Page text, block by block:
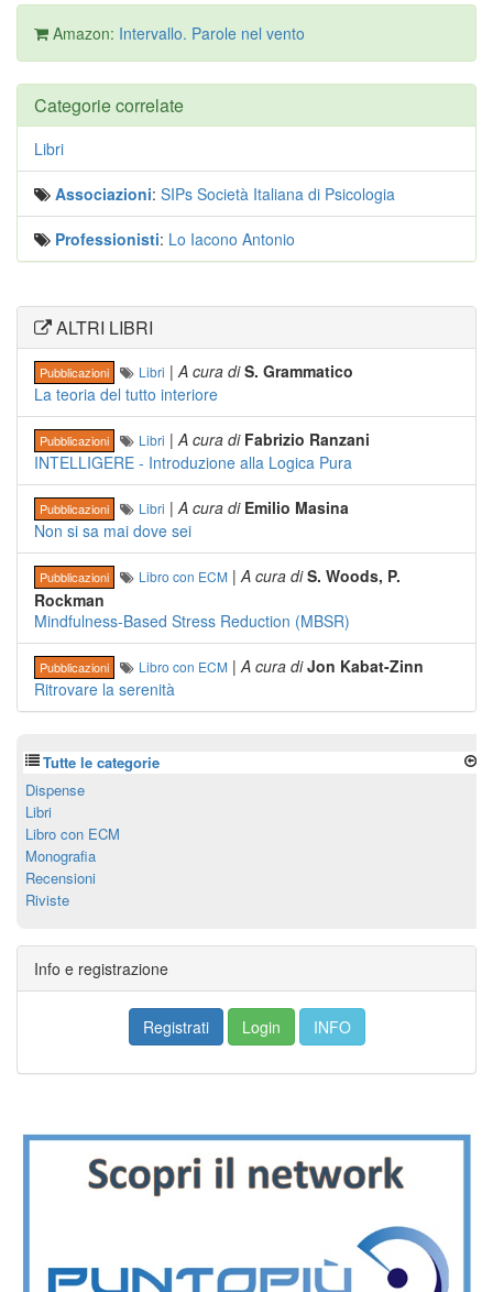
Amazon: Intervallo. Parole nel vento
Categorie correlate
Libri
Associazioni: SIPs Società Italiana di Psicologia
Professionisti: Lo Iacono Antonio
ALTRI LIBRI
Pubblicazioni Libri |A cura diS. Grammatico
La teoria del tutto interiore
Pubblicazioni Libri |A cura di Fabrizio Ranzani
INTELLIGERE - Introduzione alla Logica Pura
Pubblicazioni Libri |A cura di Emilio Masina
Non si sa mai dove sei
Pubblicazioni Libro con ECM |A cura diS. Woods, P.
Rockman
Mindfulness-Based Stress Reduction (MBSR)
Pubblicazioni Libro con ECM |A cura diJon Kabat-Zinn
Ritrovare la serenità
Tutte le categorie
Dispense
Libri
Libro con ECM
Monografia
Recensioni
Riviste
Info e registrazione
Registrati Login INFO